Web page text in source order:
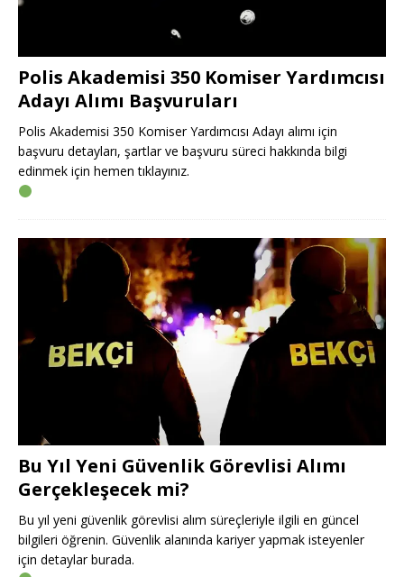
Polis Akademisi 350 Komiser Yardımcısı
Adayı Alımı Başvuruları
Polis Akademisi 350 Komiser Yardımcısı Adayı alımı için
başvuru detayları, şartlar ve başvuru süreci hakkında bilgi
edinmek için hemen tıklayınız.
Bu Yıl Yeni Güvenlik Görevlisi Alımı
Gerçekleşecek mi?
Bu yıl yeni güvenlik görevlisi alım süreçleriyle ilgili en güncel
bilgileri öğrenin. Güvenlik alanında kariyer yapmak isteyenler
için detaylar burada.